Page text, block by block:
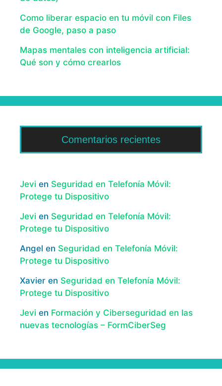
Como liberar espacio en tu móvil con Files
de Google, paso a paso
Mapas mentales con inteligencia artificial:
Qué son y cómo crearlos
Comentarios recientes
Jevi en Seguridad en Telefonía Móvil:
Protege tu Dispositivo
Jevi en Seguridad en Telefonía Móvil:
Protege tu Dispositivo
Angel en Seguridad en Telefonía Móvil:
Protege tu Dispositivo
Xavier en Seguridad en Telefonía Móvil:
Protege tu Dispositivo
Jevi en Formación y Ciberseguridad en las
nuevas tecnologías – FormCiberSeg